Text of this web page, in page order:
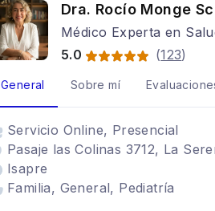
Dra. Rocío Monge
Médico Experta en
5.0
(123)
General Sobre mí
Servicio Online, Presencial
Pasaje las Colinas 3712, La
Isapre
Familia, General, Pediatría